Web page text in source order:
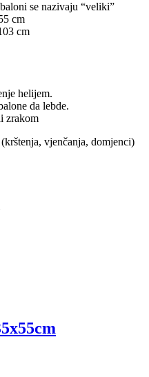
se nazivaju “veliki”
cm
cm
helijem.
da lebde.
zrakom
vjenčanja, domjenci)